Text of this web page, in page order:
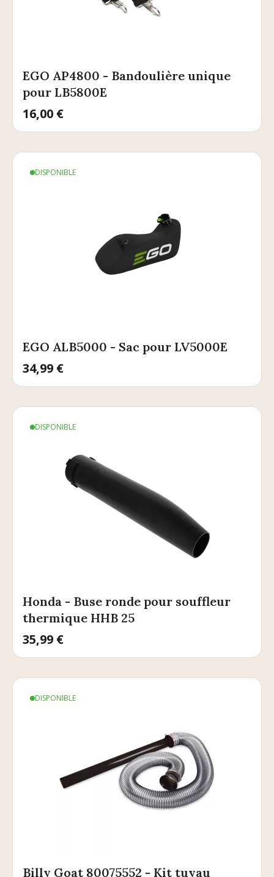
EGO AP4800 - Bandoulière unique
pour LB5800E
Prix
16,00 €
DISPONIBLE
EGO ALB5000 - Sac pour LV5000E
Prix
34,99 €
DISPONIBLE
Honda - Buse ronde pour souffleur
thermique HHB 25
Prix
35,99 €
DISPONIBLE
Billy Goat 80075552 - Kit tuyau